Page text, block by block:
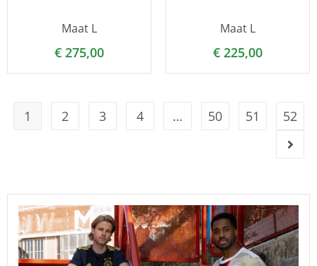
Maat L
€ 275,00
Maat L
€ 225,00
1 2 3 4 … 50 51 52